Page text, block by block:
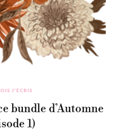
J'ÉCRIS
bundle d’Automne
1)